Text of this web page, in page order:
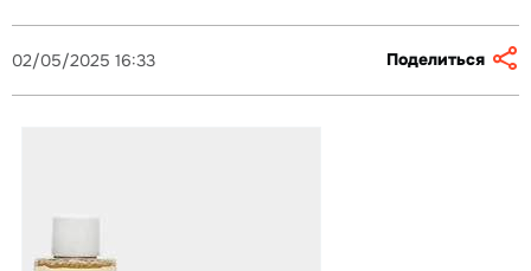
02/05/2025 16:33 Поделиться